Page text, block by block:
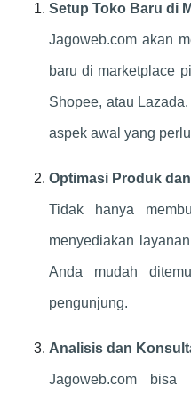
Setup Toko Baru di
Jagoweb.com akan
baru di marketplace
Shopee, atau
aspek awal yang
Optimasi Produk
Tidak hanya
menyediakan
Anda mudah
pengunjung.
Analisis dan
Jagoweb.com bisa